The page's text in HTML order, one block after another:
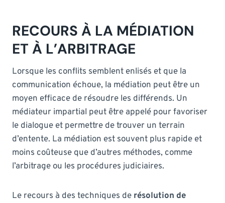
RECOURS À LA MÉDIATION
ET À L’ARBITRAGE
Lorsque les conflits semblent enlisés et que la
communication échoue, la médiation peut être un
moyen efficace de résoudre les différends. Un
médiateur impartial peut être appelé pour favoriser
le dialogue et permettre de trouver un terrain
d’entente. La médiation est souvent plus rapide et
moins coûteuse que d’autres méthodes, comme
l’arbitrage ou les procédures judiciaires.
Le recours à des techniques de résolution de